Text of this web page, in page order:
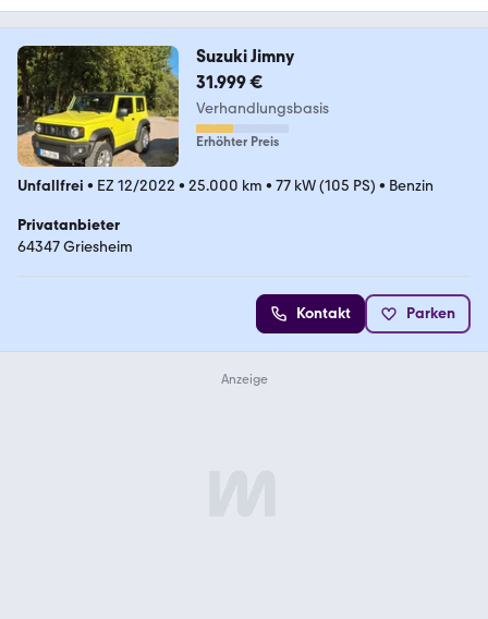
Suzuki Jimny
31.999 €
Verhandlungsbasis
Erhöhter Preis
Unfallfrei • EZ 12/2022 • 25.000 km • 77 kW (105 PS) • Benzin
Privatanbieter
64347 Griesheim
Kontakt Parken